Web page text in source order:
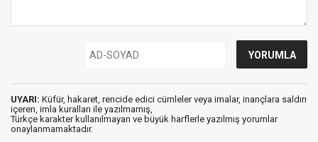
UYARI: Küfür, hakaret, rencide edici cümleler veya imalar, inançlara saldırı
içeren, imla kuralları ile yazılmamış,
Türkçe karakter kullanılmayan ve büyük harflerle yazılmış yorumlar
onaylanmamaktadır.